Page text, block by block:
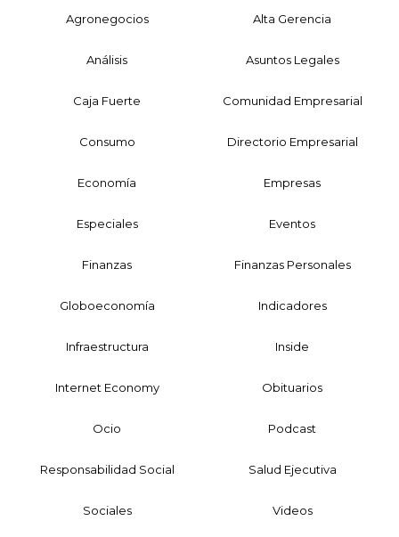
Agronegocios Alta Gerencia
Análisis Asuntos Legales
Caja Fuerte Comunidad Empresarial
Consumo Directorio Empresarial
Economía Empresas
Especiales Eventos
Finanzas Finanzas Personales
Globoeconomía Indicadores
Infraestructura Inside
Internet Economy Obituarios
Ocio Podcast
Responsabilidad Social Salud Ejecutiva
Sociales Videos